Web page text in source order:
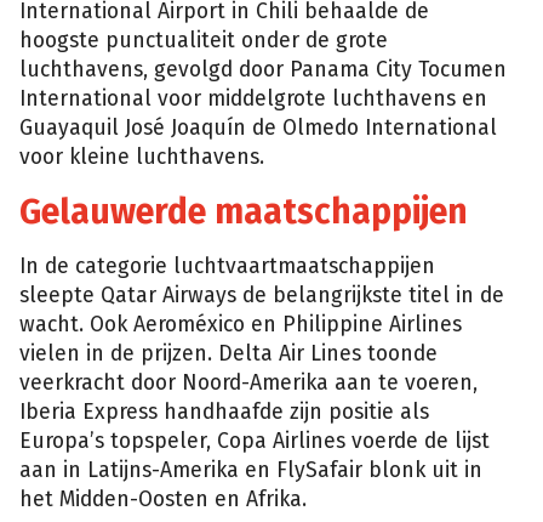
International Airport in Chili behaalde de
hoogste punctualiteit onder de grote
luchthavens, gevolgd door Panama City Tocumen
International voor middelgrote luchthavens en
Guayaquil José Joaquín de Olmedo International
voor kleine luchthavens.
Gelauwerde maatschappijen
In de categorie luchtvaartmaatschappijen
sleepte Qatar Airways de belangrijkste titel in de
wacht. Ook Aeroméxico en Philippine Airlines
vielen in de prijzen. Delta Air Lines toonde
veerkracht door Noord-Amerika aan te voeren,
Iberia Express handhaafde zijn positie als
Europa’s topspeler, Copa Airlines voerde de lijst
aan in Latijns-Amerika en FlySafair blonk uit in
het Midden-Oosten en Afrika.